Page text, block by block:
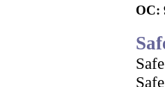
ОС: